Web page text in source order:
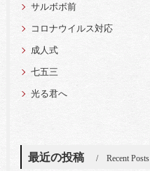
サルボボ前
コロナウイルス対応
成人式
七五三
光る君へ
最近の投稿 Recent Posts